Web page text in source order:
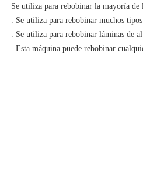
Se utiliza para rebobinar la mayoría de
. Se utiliza para rebobinar muchos
. Se utiliza para rebobinar láminas de
. Esta máquina puede rebobinar